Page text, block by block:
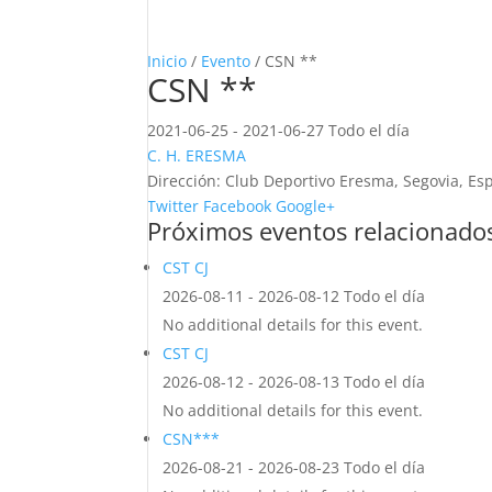
Inicio / Evento / CSN **
CSN **
2021-06-25 - 2021-06-27 Todo el día
C. H. ERESMA
Dirección: Club Deportivo Eresma, Segovia,
Twitter Facebook Google+
Próximos eventos
CST CJ
2026-08-11 - 2026-08-12 Todo el día
No additional details for this event.
CST CJ
2026-08-12 - 2026-08-13 Todo el día
No additional details for this event.
CSN***
2026-08-21 - 2026-08-23 Todo el día